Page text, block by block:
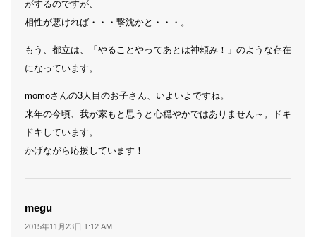
がするのですが、
相性が悪ければ・・・撃沈かと・・・。
もう、都立は、「やることやってあとは神頼み！」のような存在
になっています。
momoさんの3人目のお子さん、いよいよですね。
来年の今頃、我が家もと思うと心穏やかではありません～。ドキ
ドキしています。
かげながら応援しています！
megu
り:
2015年11月23日 1:12 AM